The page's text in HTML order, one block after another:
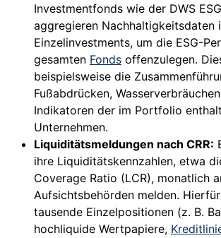
Investmentfonds wie der DWS
aggregieren Nachhaltigkeitsdaten
Einzelinvestments, um die ESG-
gesamten Fonds offenzulegen.
beispielsweise die
Fußabdrücken,
Indikatoren der im Portfolio
Unternehmen.
Liquiditätsmeldungen nach CRR:
ihre Liquiditätskennzahlen, etwa
Coverage Ratio (LCR), monatlich
Aufsichtsbehörden melden.
tausende Einzelpositionen (z. B.
hochliquide Wertpapiere,